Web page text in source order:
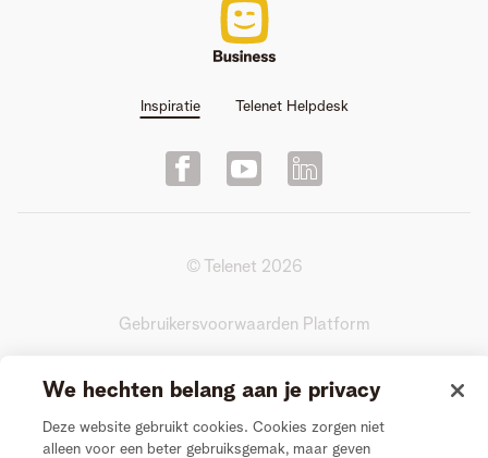
Inspiratie Telenet Helpdesk
© Telenet 2026
Gebruikersvoorwaarden Platform
Actievoorwaarden Videogesprek
Privacy
We hechten belang aan je privacy
Deze website gebruikt cookies. Cookies zorgen niet
alleen voor een beter gebruiksgemak, maar geven